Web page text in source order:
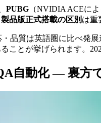
PUBG （NVIDIA ACEに
品版正式搭載の区別 は重
品質は英語圏に比べ発
ことが挙げられます。
自動化 — 裏方